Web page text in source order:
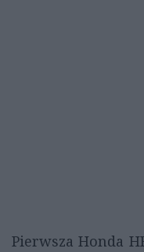
Pierwsza Honda